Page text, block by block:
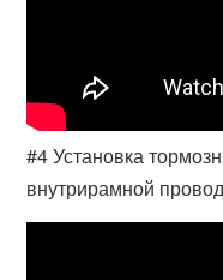
#4 Установка
внутрирамной